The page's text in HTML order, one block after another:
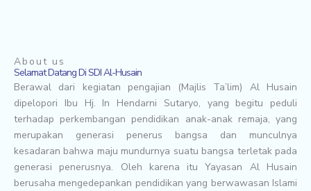
About us
Selamat Datang Di SDI Al-Husain
Berawal dari kegiatan pengajian (Majlis Ta’lim) Al Husain
dipelopori Ibu Hj. In Hendarni Sutaryo, yang begitu peduli
terhadap perkembangan pendidikan anak-anak remaja, yang
merupakan generasi penerus bangsa dan munculnya
kesadaran bahwa maju mundurnya suatu bangsa terletak pada
generasi penerusnya. Oleh karena itu Yayasan Al Husain
berusaha mengedepankan pendidikan yang berwawasan Islami